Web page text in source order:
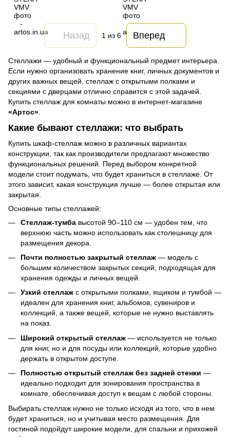
Назад 1 из 6 Вперед
Стеллажи — удобный и функциональный предмет интерьера.
Если нужно организовать хранение книг, личных документов и
других важных вещей, стеллаж с открытыми полками и
секциями с дверцами отлично справится с этой задачей.
Купить стеллаж для комнаты можно в интернет-магазине
«Артос»
Какие бывают стеллажи: что выбрать
Купить шкаф-стеллаж можно в различных вариантах
конструкции, так как производители предлагают множество
функциональных решений. Перед выбором конкретной
модели стоит подумать, что будет храниться в стеллаже. От
этого зависит, какая конструкция лучше — более открытая или
закрытая.
Основные типы стеллажей:
Стеллаж-тумба высотой 90–110 см — удобен тем, что
верхнюю часть можно использовать как столешницу для
размещения декора.
Почти полностью закрытый стеллаж — модель с
большим количеством закрытых секций, подходящая для
хранения одежды и личных вещей.
Узкий стеллаж с открытыми полками, ящиком и тумбой —
идеален для хранения книг, альбомов, сувениров и
коллекций, а также вещей, которые не нужно выставлять
на показ.
Широкий открытый стеллаж — используется не только
для книг, но и для посуды или коллекций, которые удобно
держать в открытом доступе.
Полностью открытый стеллаж без задней стенки —
идеально подходит для зонирования пространства в
комнате, обеспечивая доступ к вещам с любой стороны.
Выбирать стеллаж нужно не только исходя из того, что в нем
будет храниться, но и учитывая место размещения. Для
гостиной подойдут широкие модели, для спальни и прихожей